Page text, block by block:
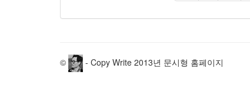
© - Copy Write 2013년 문시형 홈페이지